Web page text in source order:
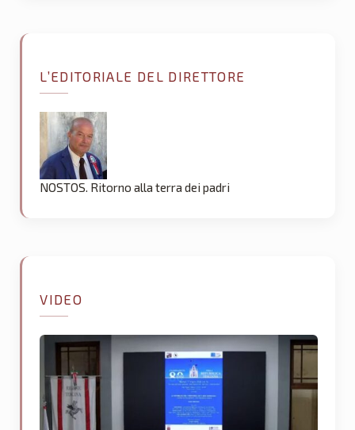
L’EDITORIALE DEL DIRETTORE
NOSTOS. Ritorno alla terra dei padri
VIDEO